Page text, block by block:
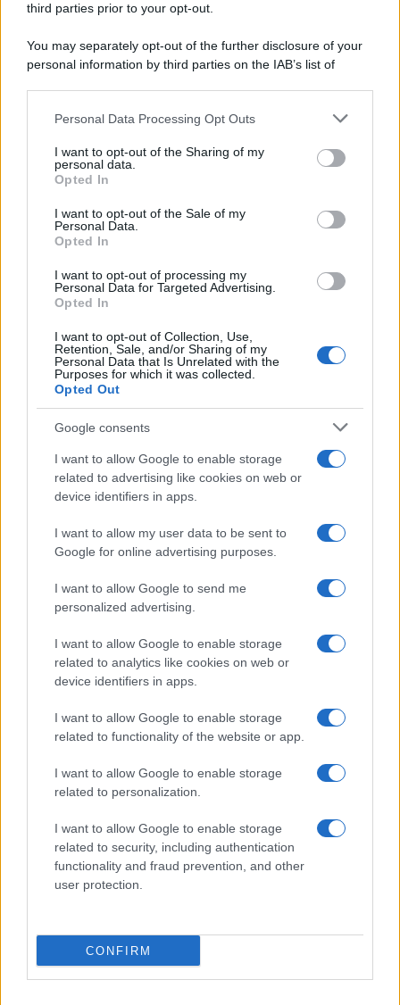
third parties prior to your opt-out.
You may separately opt-out of the further disclosure of your
personal information by third parties on the IAB’s list of
This information may also be disclosed by us to third parties
disclose it to other third parties.
Please note that this website/app uses one or more Google
services and may gather and store information including but
not limited to your visit or usage behaviour. You may click to
grant or deny consent to Google and its third-party tags to
consent section.
Personal Data Processing Opt Outs
I want to opt-out of the Sharing of my
personal data.
Opted In
I want to opt-out of the Sale of my
Personal Data.
Opted In
I want to opt-out of processing my
Personal Data for Targeted Advertising.
Opted In
I want to opt-out of Collection, Use,
Retention, Sale, and/or Sharing of my
Personal Data that Is Unrelated with the
Purposes for which it was collected.
Opted Out
Google consents
I want to allow Google to enable storage
related to advertising like cookies on web or
device identifiers in apps.
I want to allow my user data to be sent to
Google for online advertising purposes.
I want to allow Google to send me
personalized advertising.
I want to allow Google to enable storage
related to analytics like cookies on web or
device identifiers in apps.
I want to allow Google to enable storage
related to functionality of the website or app.
I want to allow Google to enable storage
related to personalization.
I want to allow Google to enable storage
related to security, including authentication
functionality and fraud prevention, and other
user protection.
CONFIRM
SecondHomeMagazine
Investieren24
News Hub UK
Lgbtq News
Olanda
Investeren 24